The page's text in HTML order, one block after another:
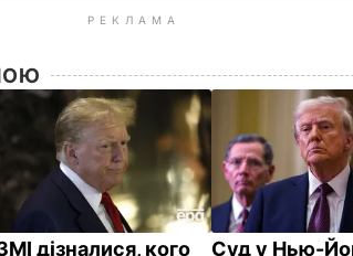
РЕКЛАМА
дізналися, кого
Суд у Нью-